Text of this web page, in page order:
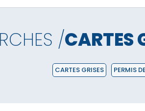
/CARTES
CARTES GRISES PERMIS